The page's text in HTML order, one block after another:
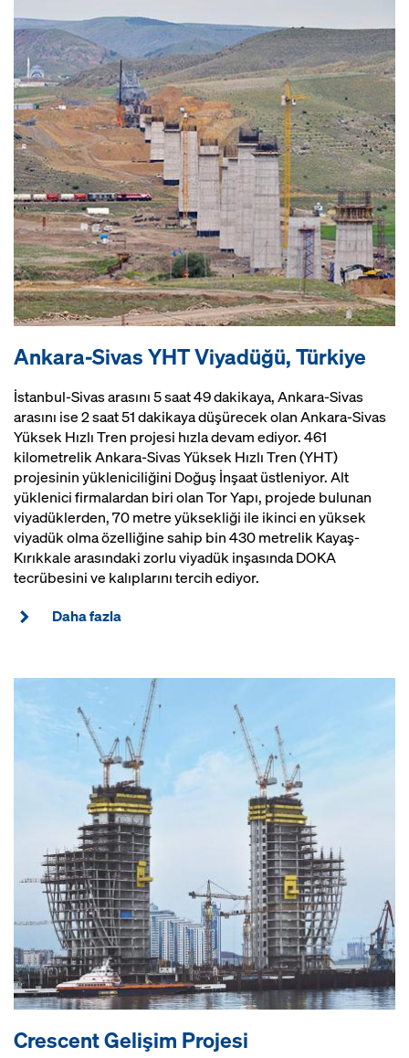
Ankara-Sivas YHT Viyadüğü, Türkiye
İstanbul-Sivas arasını 5 saat 49 dakikaya, Ankara-Sivas
arasını ise 2 saat 51 dakikaya düşürecek olan Ankara-Sivas
Yüksek Hızlı Tren projesi hızla devam ediyor. 461
kilometrelik Ankara-Sivas Yüksek Hızlı Tren (YHT)
projesinin yükleniciliğini Doğuş İnşaat üstleniyor. Alt
yüklenici firmalardan biri olan Tor Yapı, projede bulunan
viyadüklerden, 70 metre yüksekliği ile ikinci en yüksek
viyadük olma özelliğine sahip bin 430 metrelik Kayaş-
Kırıkkale arasındaki zorlu viyadük inşasında DOKA
tecrübesini ve kalıplarını tercih ediyor.
Daha fazla
Crescent Gelişim Projesi